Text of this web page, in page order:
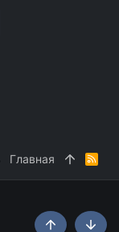
Главная
R
S